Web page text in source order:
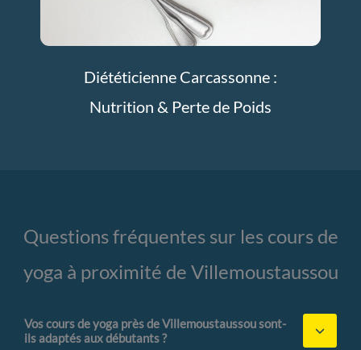
Diététicienne Carcassonne :
Nutrition & Perte de Poids
Questions fréquentes sur les cours de
yoga à proximité de Villemoustaussou
Vos cours de yoga près de Villemoustaussou sont-
ils adaptés aux débutants ?